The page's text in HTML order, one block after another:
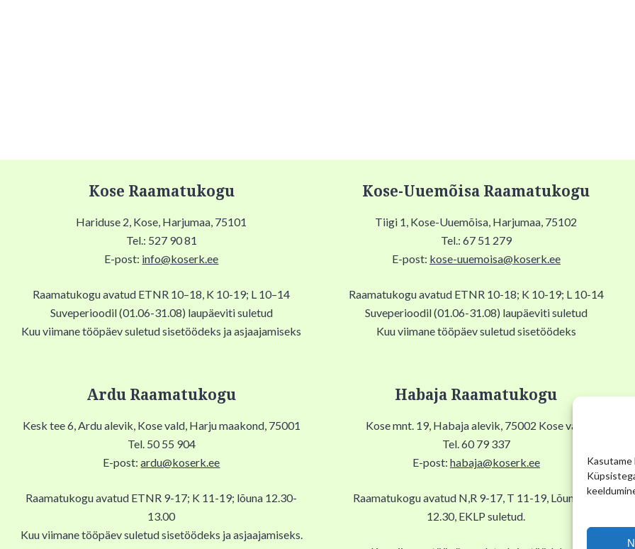
Kose Raamatukogu
Hariduse 2, Kose, Harjumaa, 75101
Tel.: 527 90 81
E-post: info@koserk.ee
Raamatukogu avatud ETNR 10–18, K 10-19; L 10–14
Suveperioodil (01.06-31.08) laupäeviti suletud
Kuu viimane tööpäev suletud sisetöödeks ja asjaajamiseks
Kose-Uuemõisa Raamatukogu
Tiigi 1, Kose-Uuemõisa, Harjumaa, 75102
Tel.: 67 51 279
E-post: kose-uuemoisa@koserk.ee
Raamatukogu avatud ETNR 10-18; K 10-19; L 10-14
Suveperioodil (01.06-31.08) laupäeviti suletud
Kuu viimane tööpäev suletud sisetöödeks
Ardu Raamatukogu
Kesk tee 6, Ardu alevik, Kose vald, Harju maakond, 75001
Tel. 50 55 904
E-post:ardu@koserk.ee
Raamatukogu avatud ETNR 9-17; K 11-19; lõuna 12.30-
13.00
Kuu viimane tööpäev suletud sisetöödeks ja asjaajamiseks.
Habaja Raamatukogu
Kose mnt. 19, Habaja alevik, 75002 Kose vald
Tel. 60 79 337
E-post: habaja@koserk.ee
Raamatukogu avatud N,R 9-17, T 11-19, Lõuna 12-
12.30, EKLP suletud.